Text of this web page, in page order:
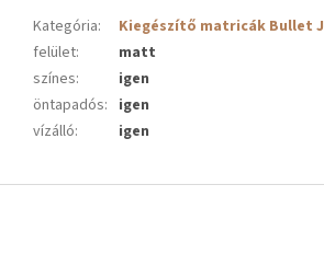
Kategória:
Kiegészítő matricák Bullet
felület:
matt
színes:
igen
öntapadós: igen
vízálló: igen